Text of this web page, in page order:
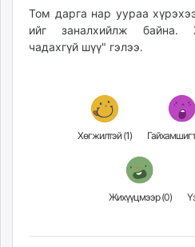
Том дарга нар уураа
ийг заналхийлж байна.
чадахгүй шүү" гэлээ.
Хөгжилтэй (1)
Жихүүцмээр (0)